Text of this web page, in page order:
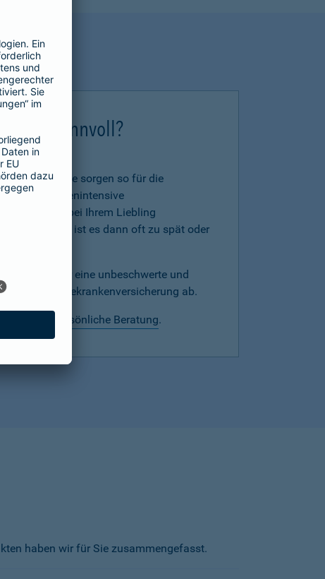
sinnvoll?
denn Sie sorgen so für die
werden kostenintensive
bei Ihrem Liebling
ist es dann oft zu spät oder
rechtzeitig für eine unbeschwerte und
einer Hundekrankenversicherung ab.
wir eine persönliche Beratung.
haben wir für Sie zusammengefasst.